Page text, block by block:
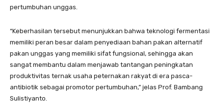
pertumbuhan unggas.
“Keberhasilan tersebut menunjukkan bahwa teknologi fermentasi
memiliki peran besar dalam penyediaan bahan pakan alternatif
pakan unggas yang memiliki sifat fungsional, sehingga akan
sangat membantu dalam menjawab tantangan peningkatan
produktivitas ternak usaha peternakan rakyat di era pasca-
antibiotik sebagai promotor pertumbuhan,” jelas Prof. Bambang
Sulistiyanto.